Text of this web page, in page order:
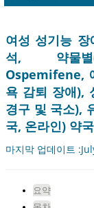
여성 성기능
석, 약물별
Ospemifene,
욕 감퇴 장애),
경구 및 국소),
국, 온라인) 약
마지막 업데이트
요약